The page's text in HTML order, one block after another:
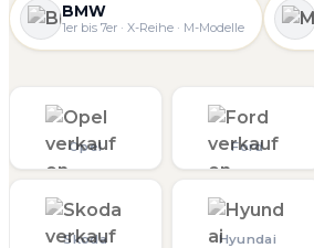
BMW
1er bis 7er · X-Reihe · M-Modelle
Opel Ford
Skoda Hyundai